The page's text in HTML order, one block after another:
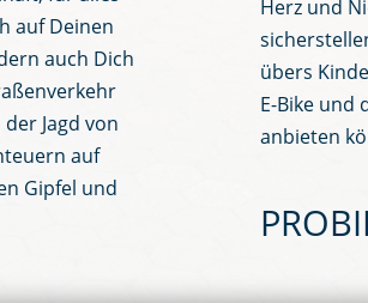
auf Deinen
auch Dich
Jagd von
auf
Gipfel und
Herz und
übers
E-Bike und
anbieten